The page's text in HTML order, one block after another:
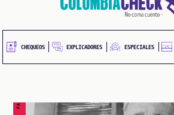
CHEQUEOS EXPLICADORES ESPECIALES